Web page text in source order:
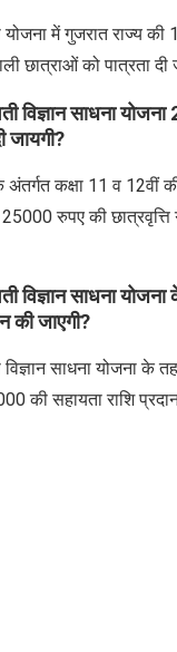
में गुजरात राज्य की
छात्राओं को पात्रता दी
विज्ञान साधना
जायगी?
कक्षा 11 व 12वीं
रुपए की छात्रवृत्ति
विज्ञान साधना
की जाएगी?
विज्ञान साधना योजना के
की सहायता राशि